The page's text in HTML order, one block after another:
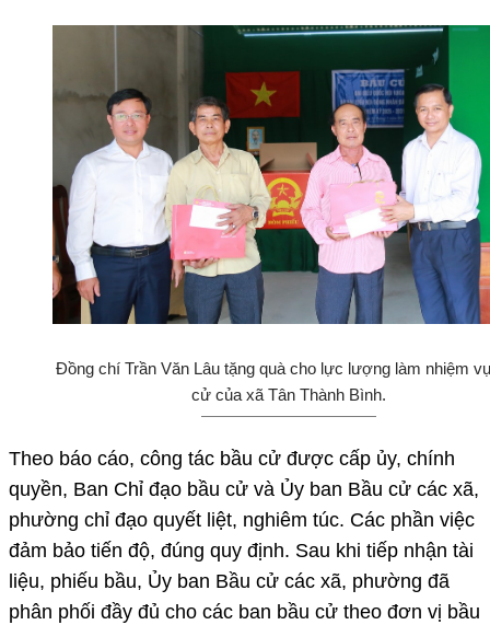
Đồng chí Trần Văn Lâu tặng quà cho lực lượng làm nhiệm
cử của xã Tân Thành Bình.
Theo báo cáo, công tác bầu cử được cấp ủy, chính
quyền, Ban Chỉ đạo bầu cử và Ủy ban Bầu cử các xã,
phường chỉ đạo quyết liệt, nghiêm túc. Các phần việc
đảm bảo tiến độ, đúng quy định. Sau khi tiếp nhận tài
liệu, phiếu bầu, Ủy ban Bầu cử các xã, phường đã
phân phối đầy đủ cho các ban bầu cử theo đơn vị bầu